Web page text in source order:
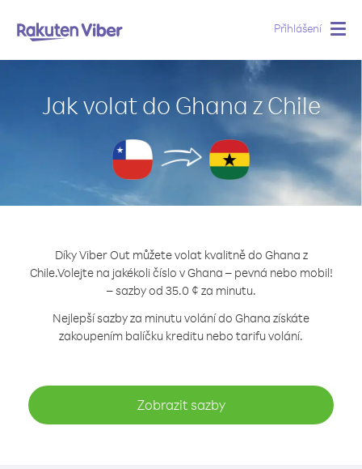
Přihlášení
Jak volat do Ghana z Chile
Díky Viber Out můžete volat kvalitně do Ghana z
Chile.Volejte na jakékoli číslo v Ghana – pevná nebo mobil!
– sazby od 35.0 ¢ za minutu.
Nejlepší sazby za minutu volání do Ghana získáte
zakoupením balíčku kreditu nebo tarifu volání.
Zobrazit sazby